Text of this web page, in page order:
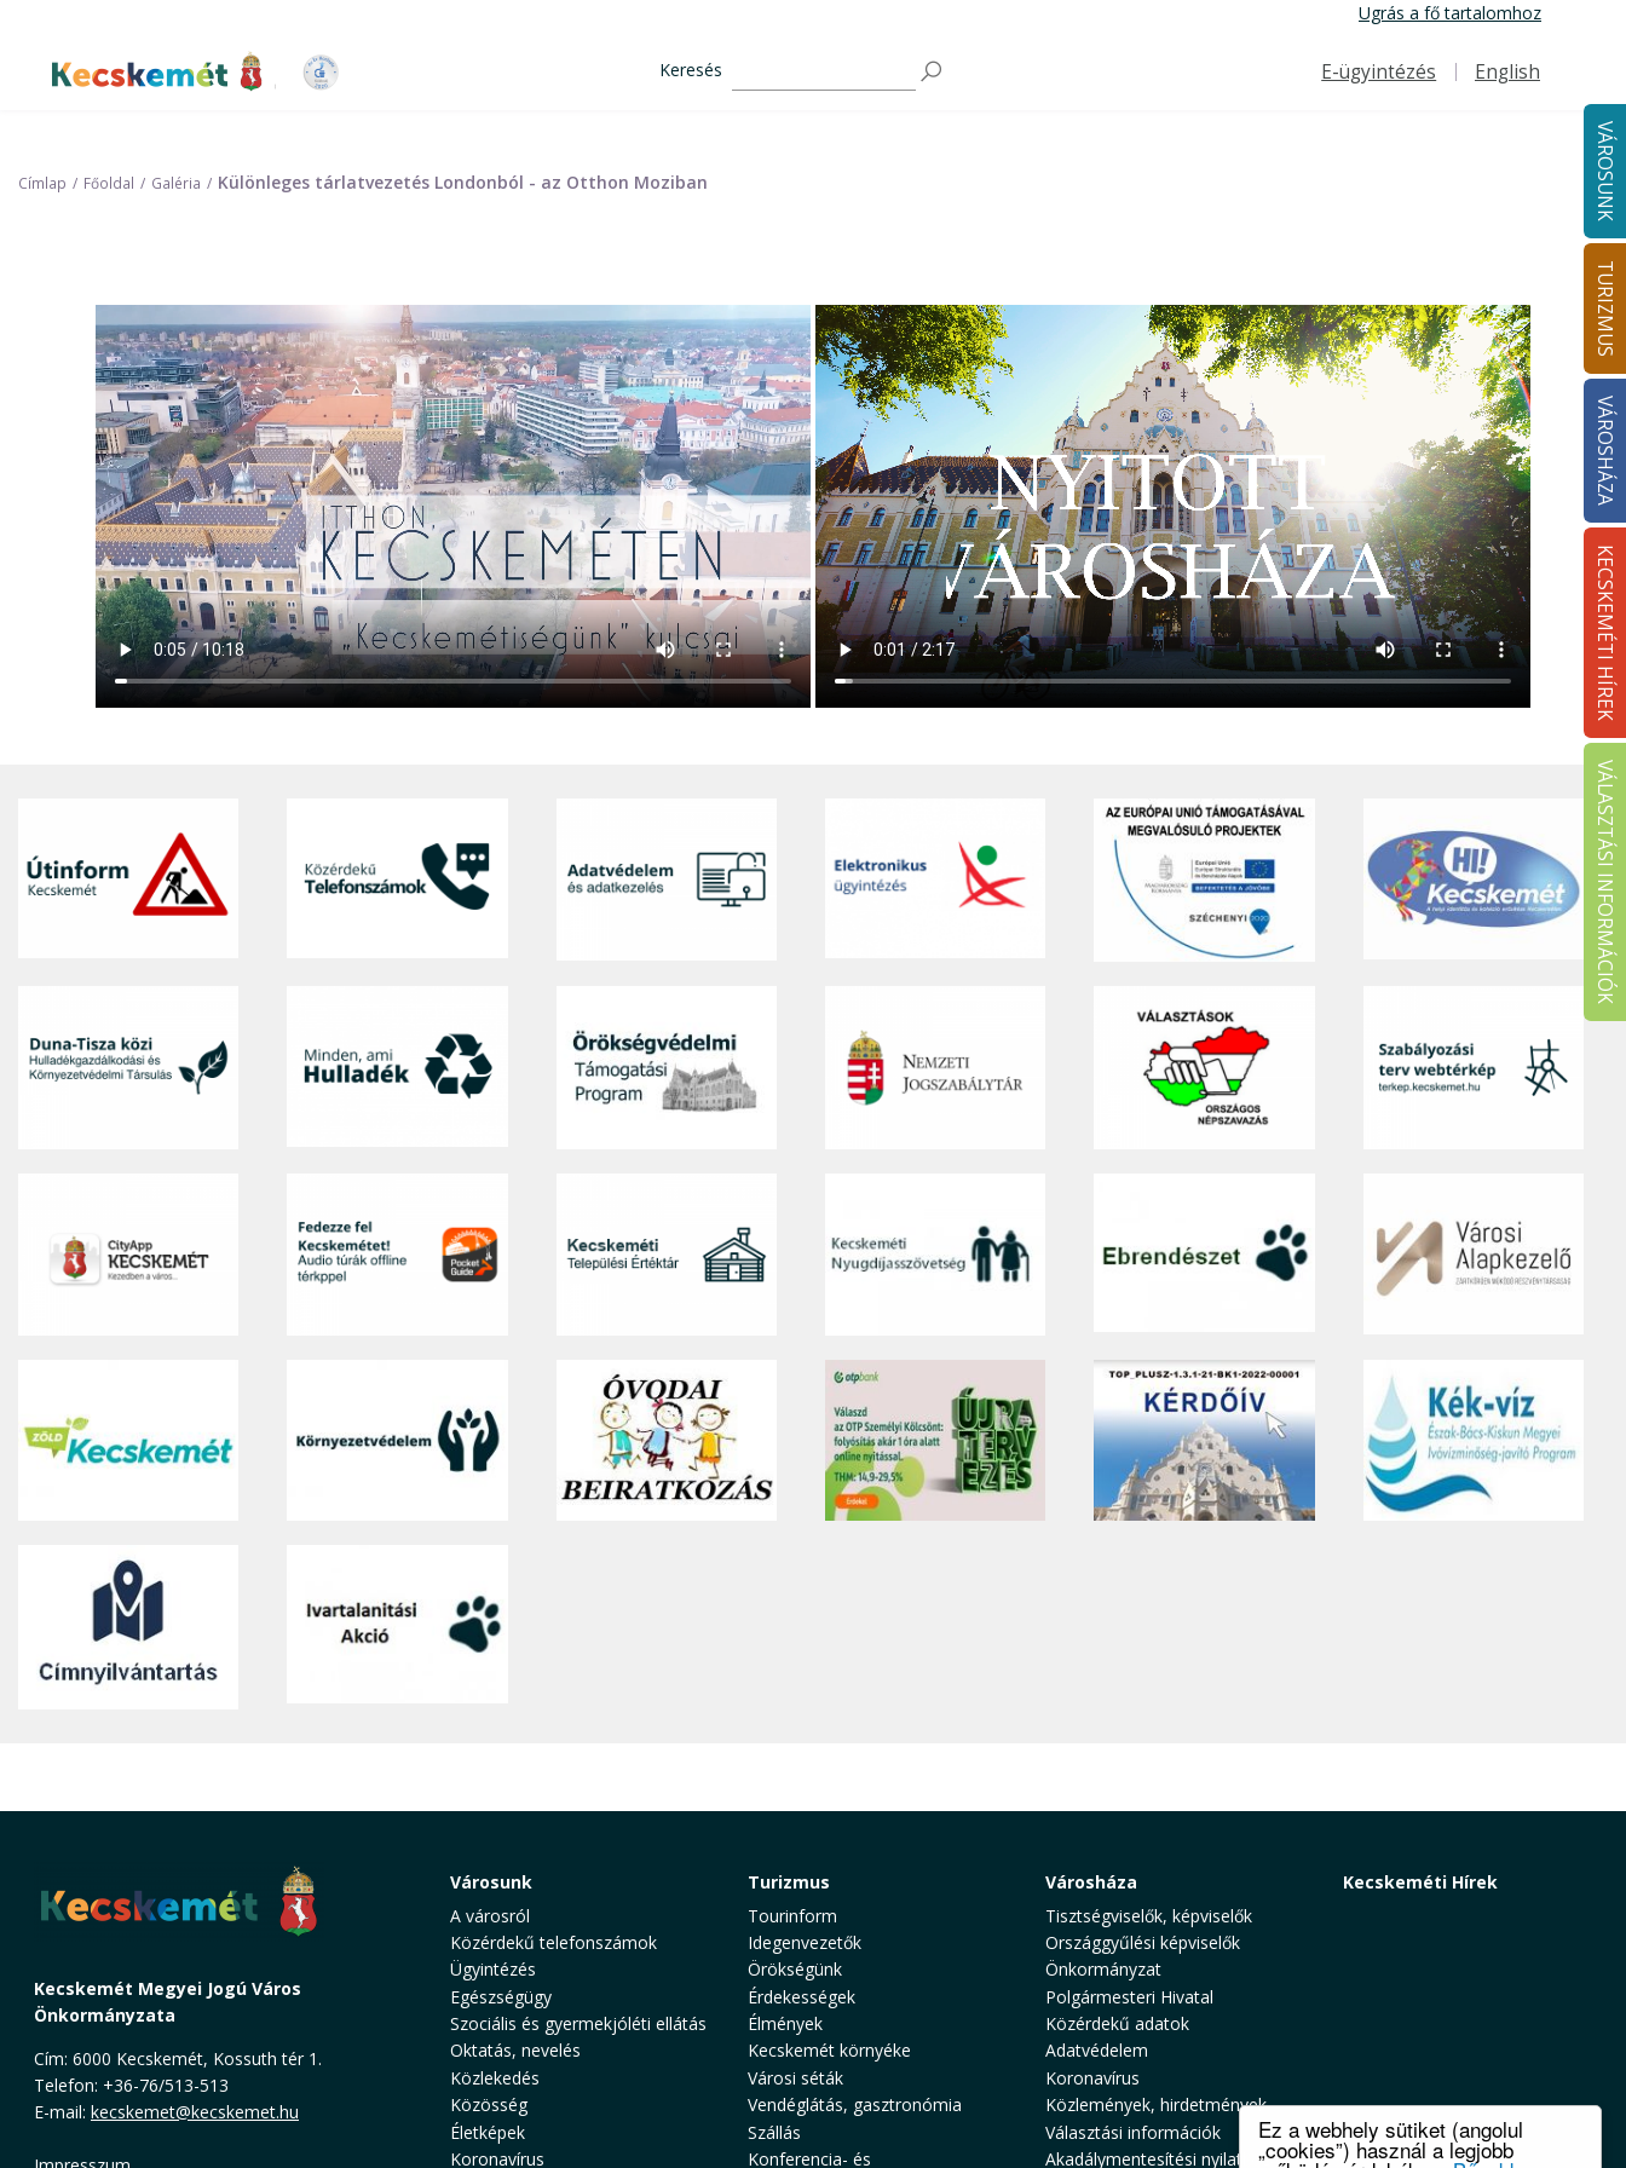
Ez a webhely sütiket (angolul
„cookies”) használ a legjobb
tartalomra
Ugrás a fő tartalomhoz
Kecskemét Város Honlapja
Keresés
Felső navigáció
E-ügyintézés English
VÁROSUNK
TURIZMUS
VÁROSHÁZA
KECSKEMÉTI HÍREK
VÁLASZTÁSI INFORMÁCIÓK
Címlap Főoldal Galéria Különleges tárlatvezetés Londonból - az Otthon Moziban
Kecskemét Megyei Jogú Város
Önkormányzata
Cím: 6000 Kecskemét, Kossuth tér 1.
Telefon: +36-76/513-513
E-mail: kecskemet@kecskemet.hu
Városunk
A városról
Közérdekű telefonszámok
Ügyintézés
Egészségügy
Szociális és gyermekjóléti ellátás
Oktatás, nevelés
Közlekedés
Közösség
Életképek
Koronavírus
Turizmus
Tourinform
Idegenvezetők
Örökségünk
Érdekességek
Élmények
Kecskemét környéke
Városi séták
Vendéglátás, gasztronómia
Szállás
Konferencia- és
Városháza
Tisztségviselők, képviselők
Országgyűlési képviselők
Önkormányzat
Polgármesteri Hivatal
Közérdekű adatok
Adatvédelem
Koronavírus
Közlemények, hirdetmények
Választási információk
Akadálymentesítési nyilatkozat
Kecskeméti Hírek